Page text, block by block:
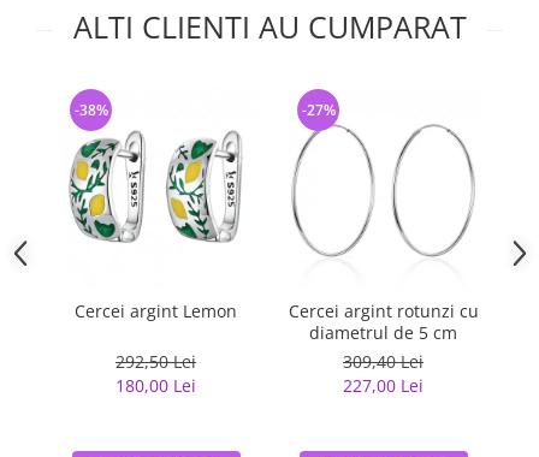
ALTI CLIENTI AU CUMPARAT
Cercei argint Lemon
292,50 Lei
180,00 Lei
-38%
Cercei argint rotunzi cu
diametrul de 5 cm
309,40 Lei
227,00 Lei
-27%